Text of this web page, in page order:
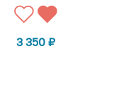
3 350 ₽